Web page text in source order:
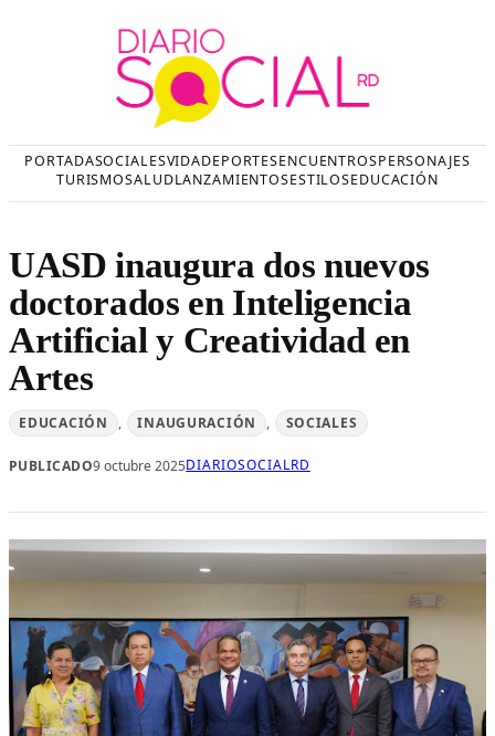
PORTADASOCIALESVIDADEPORTESENCUENTROSPERSONAJES
TURISMOSALUDLANZAMIENTOSESTILOSEDUCACIÓN
UASD inaugura dos nuevos
doctorados en Inteligencia
Artificial y Creatividad en
Artes
EDUCACIÓN , INAUGURACIÓN , SOCIALES
PUBLICADO9 octubre 2025DIARIOSOCIALRD